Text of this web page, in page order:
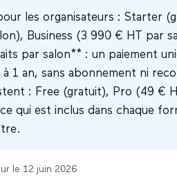
les organisateurs : Starter
Business (3 990 € HT par
par salon** : un paiement
1 an, sans abonnement ni
: Free (gratuit), Pro (49 €
qui est inclus dans chaque
le 12 juin 2026